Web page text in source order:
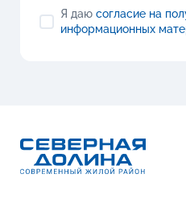
Я даю согласие на
информационных